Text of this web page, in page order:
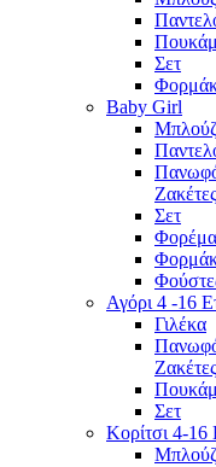
Σετ
Baby Girl
Σετ
Αγόρι 4 -16
Γιλέκα
Σετ
Κορίτσι 4-16